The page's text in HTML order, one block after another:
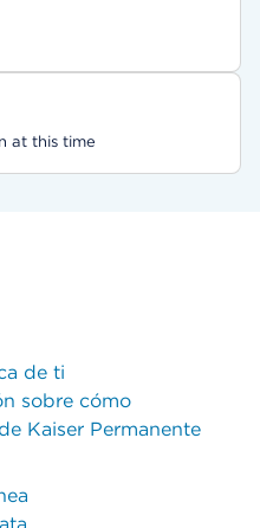
at this time
de ti
sobre cómo
Kaiser Permanente